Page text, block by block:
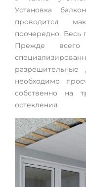
Установка
проводится
поочередно. Весь
Прежде
необходимо
собственно на
остекления.